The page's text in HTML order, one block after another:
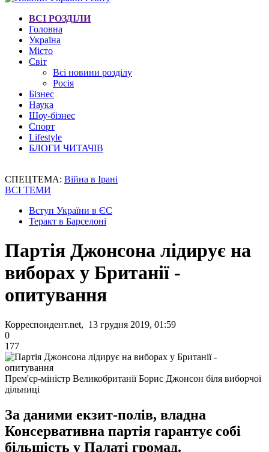
ВСІ РОЗДІЛИ
Головна
Україна
Місто
Світ
Всі новини розділу
Росія
Бізнес
Наука
Шоу-бізнес
Спорт
Lifestyle
БЛОГИ ЧИТАЧІВ
СПЕЦТЕМА: Війна в Ірані
ВСІ ТЕМИ
Вступ України в ЄС
Теракт в Барселоні
Партія Джонсона лідирує на
виборах у Британії -
опитування
Корреспондент.net, 13 грудня 2019, 01:59
0
177
Прем'єр-міністр Великобританії Борис Джонсон біля виборчої
дільниці
За даними екзит-полів, владна
Консервативна партія гарантує собі
більшість у Палаті громад.